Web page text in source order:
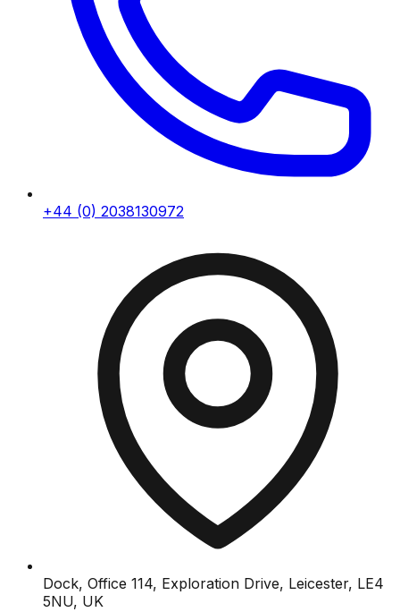
+44 (0) 2038130972
Dock, Office 114, Exploration Drive, Leicester, LE4
5NU, UK